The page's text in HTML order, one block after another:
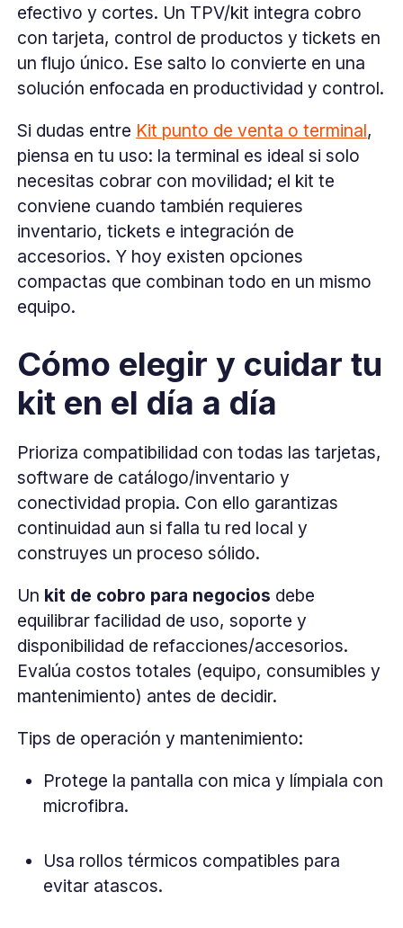
efectivo y cortes. Un TPV/kit integra cobro
con tarjeta, control de productos y tickets en
un flujo único. Ese salto lo convierte en una
solución enfocada en productividad y control.
Si dudas entre Kit punto de venta o terminal,
piensa en tu uso: la terminal es ideal si solo
necesitas cobrar con movilidad; el kit te
conviene cuando también requieres
inventario, tickets e integración de
accesorios. Y hoy existen opciones
compactas que combinan todo en un mismo
equipo.
Cómo elegir y cuidar tu
kit en el día a día
Prioriza compatibilidad con todas las tarjetas,
software de catálogo/inventario y
conectividad propia. Con ello garantizas
continuidad aun si falla tu red local y
construyes un proceso sólido.
Un kit de cobro para negocios debe
equilibrar facilidad de uso, soporte y
disponibilidad de refacciones/accesorios.
Evalúa costos totales (equipo, consumibles y
mantenimiento) antes de decidir.
Tips de operación y mantenimiento:
Protege la pantalla con mica y límpiala con
microfibra.
Usa rollos térmicos compatibles para
evitar atascos.